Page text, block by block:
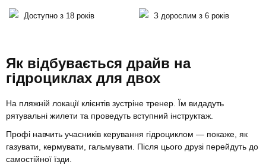
Доступно з 18 років З дорослим з 6 років
Як відбувається драйв на
гідроциклах для двох
На пляжній локації клієнтів зустріне тренер. Їм видадуть
рятувальні жилети та проведуть вступний інструктаж.
Профі навчить учасників керування гідроциклом — покаже, як
газувати, кермувати, гальмувати. Після цього друзі перейдуть до
самостійної їзди.